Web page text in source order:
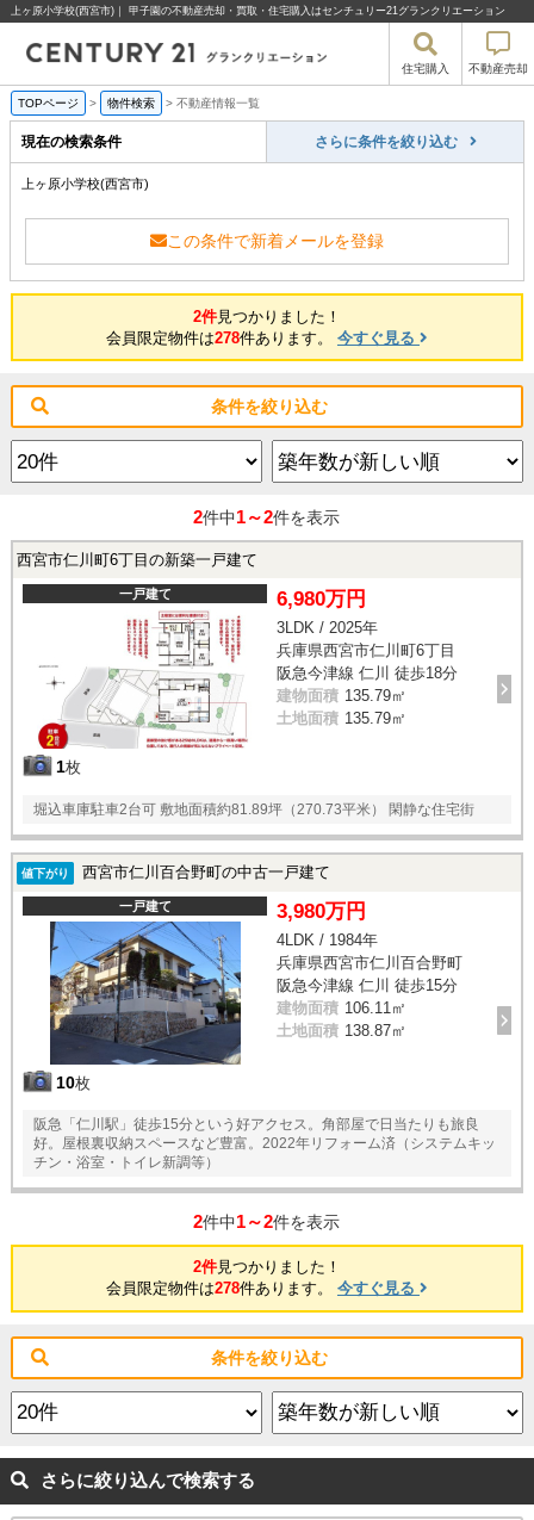
上ヶ原小学校(西宮市)｜ 甲子園の不動産売却・買取・住宅購入はセンチュリー21グランクリエーション
住宅購入 不動産売却
TOPページ > 物件検索 > 不動産情報一覧
現在の検索条件 さらに条件を絞り込む
上ヶ原小学校(西宮市)
この条件で新着メールを登録
2件見つかりました！
会員限定物件は278件あります。 今すぐ見る
条件を絞り込む
2件中1～2件を表示
西宮市仁川町6丁目の新築一戸建て
一戸建て
1枚
6,980万円
3LDK / 2025年
兵庫県西宮市仁川町6丁目
阪急今津線 仁川 徒歩18分
建物面積 135.79㎡
土地面積 135.79㎡
堀込車庫駐車2台可 敷地面積約81.89坪（270.73平米） 閑静な住宅街
値下がり 西宮市仁川百合野町の中古一戸建て
一戸建て
10枚
3,980万円
4LDK / 1984年
兵庫県西宮市仁川百合野町
阪急今津線 仁川 徒歩15分
建物面積 106.11㎡
土地面積 138.87㎡
阪急「仁川駅」徒歩15分という好アクセス。角部屋で日当たりも旅良
好。屋根裏収納スペースなど豊富。2022年リフォーム済（システムキッ
チン・浴室・トイレ新調等）
2件中1～2件を表示
2件見つかりました！
会員限定物件は278件あります。 今すぐ見る
条件を絞り込む
さらに絞り込んで検索する